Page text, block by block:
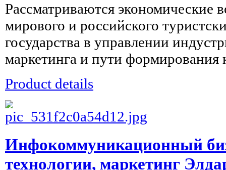
Рассматриваются экономические
мирового и российского
государства в управлении
маркетинга и пути формирования
Product details
Инфокоммуникационный
технологии, маркетинг